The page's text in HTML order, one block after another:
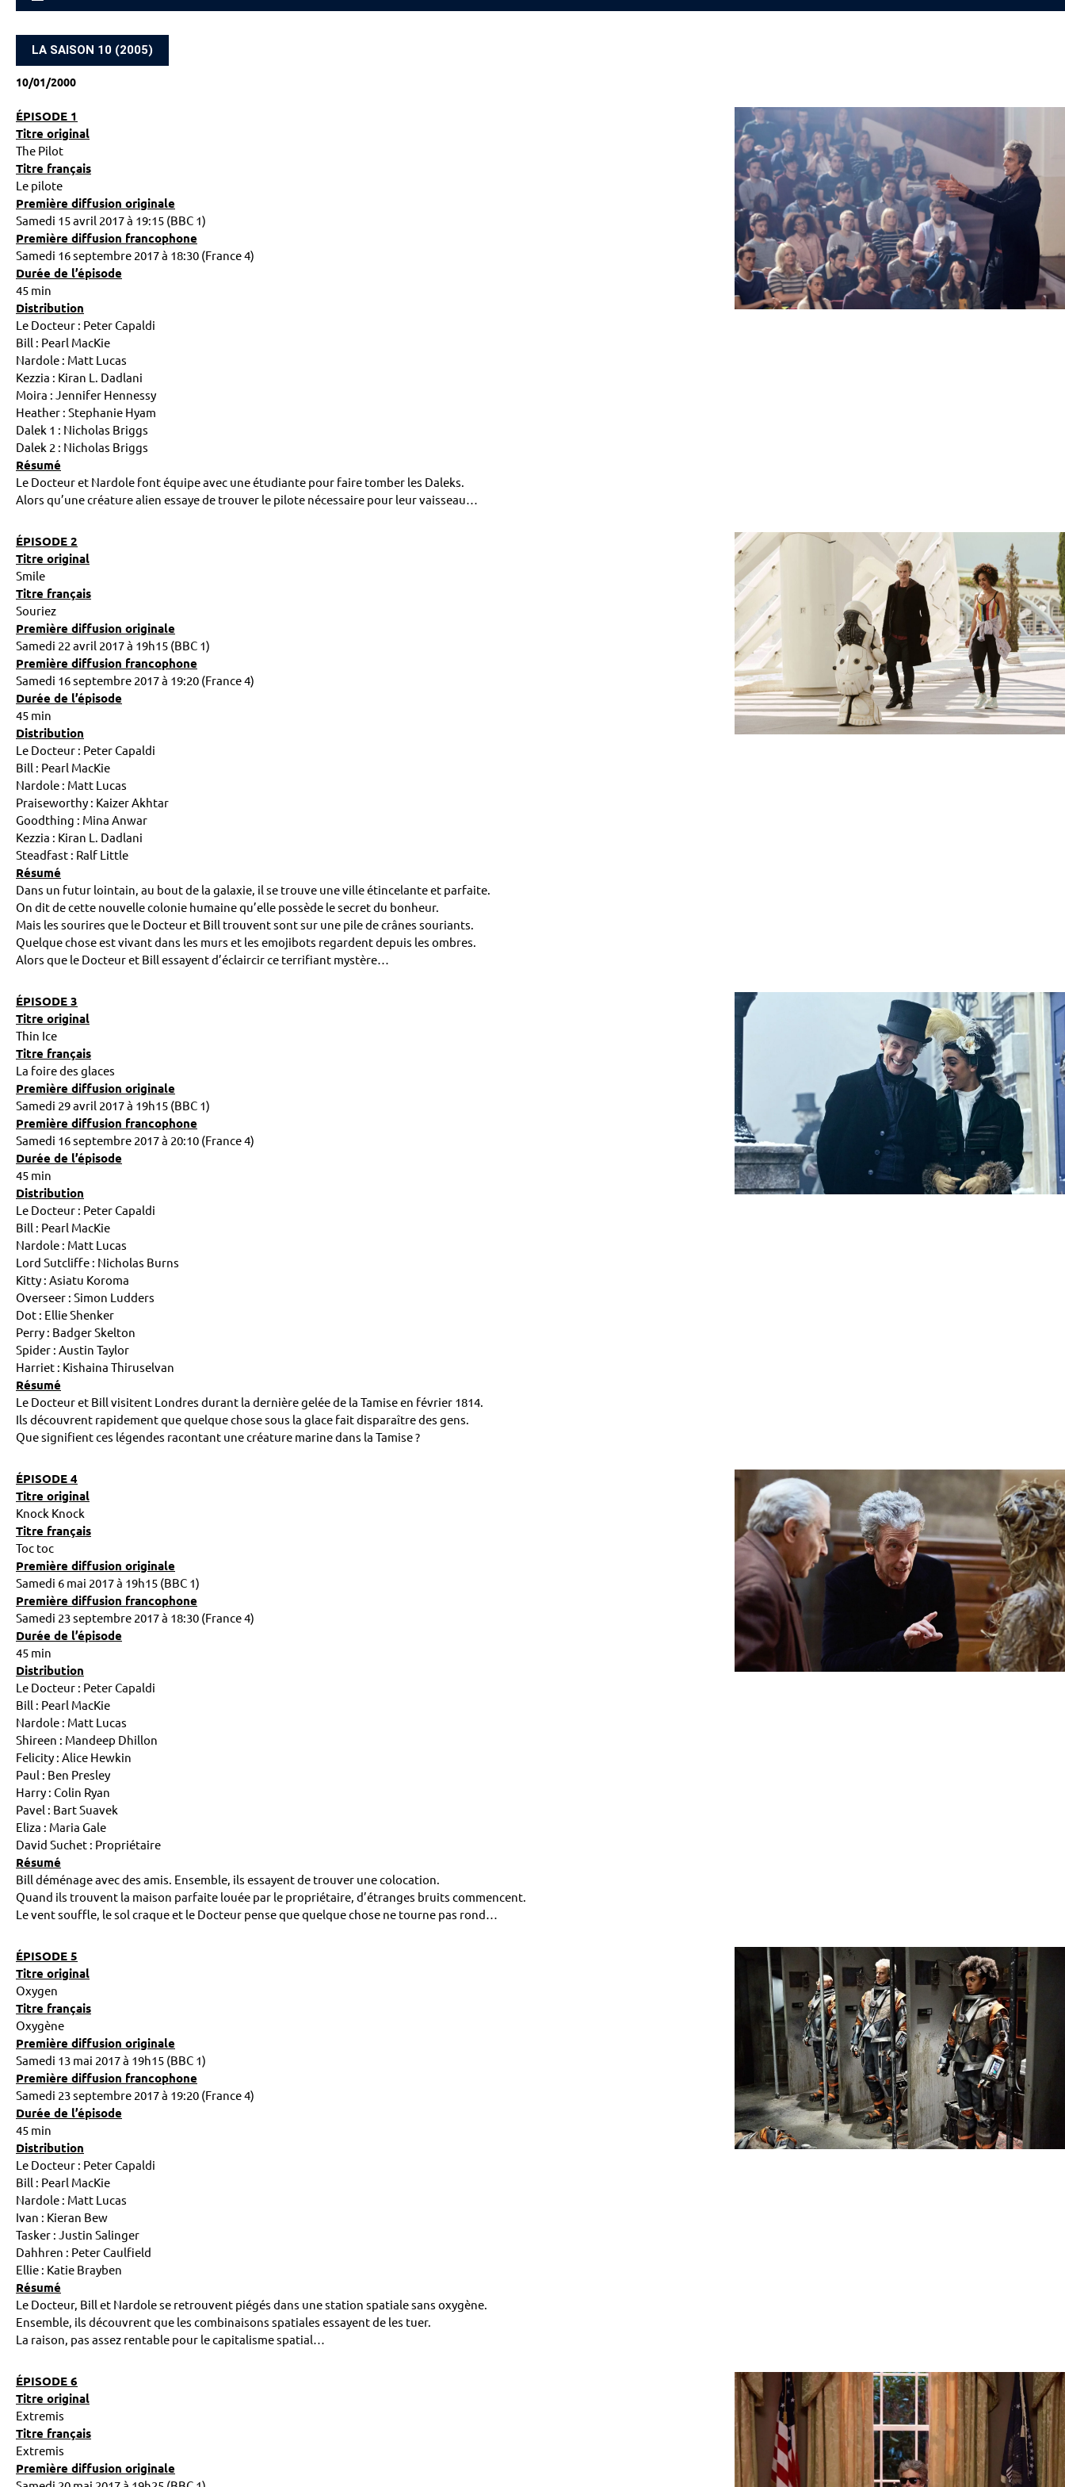
LA SAISON 10 (2005)
10/01/2000
ÉPISODE 1
Titre original
The Pilot
Titre français
Le pilote
Première diffusion originale
Samedi 15 avril 2017 à 19:15 (BBC 1)
Première diffusion francophone
Samedi 16 septembre 2017 à 18:30 (France 4)
Durée de l’épisode
45 min
Distribution
Le Docteur : Peter Capaldi
Bill : Pearl MacKie
Nardole : Matt Lucas
Kezzia : Kiran L. Dadlani
Moira : Jennifer Hennessy
Heather : Stephanie Hyam
Dalek 1 : Nicholas Briggs
Dalek 2 : Nicholas Briggs
Résumé
Le Docteur et Nardole font équipe avec une étudiante pour faire tomber les Daleks.
Alors qu’une créature alien essaye de trouver le pilote nécessaire pour leur vaisseau…
ÉPISODE 2
Titre original
Smile
Titre français
Souriez
Première diffusion originale
Samedi 22 avril 2017 à 19h15 (BBC 1)
Première diffusion francophone
Samedi 16 septembre 2017 à 19:20 (France 4)
Durée de l’épisode
45 min
Distribution
Le Docteur : Peter Capaldi
Bill : Pearl MacKie
Nardole : Matt Lucas
Praiseworthy : Kaizer Akhtar
Goodthing : Mina Anwar
Kezzia : Kiran L. Dadlani
Steadfast : Ralf Little
Résumé
Dans un futur lointain, au bout de la galaxie, il se trouve une ville étincelante et parfaite.
On dit de cette nouvelle colonie humaine qu’elle possède le secret du bonheur.
Mais les sourires que le Docteur et Bill trouvent sont sur une pile de crânes souriants.
Quelque chose est vivant dans les murs et les emojibots regardent depuis les ombres.
Alors que le Docteur et Bill essayent d’éclaircir ce terrifiant mystère…
ÉPISODE 3
Titre original
Thin Ice
Titre français
La foire des glaces
Première diffusion originale
Samedi 29 avril 2017 à 19h15 (BBC 1)
Première diffusion francophone
Samedi 16 septembre 2017 à 20:10 (France 4)
Durée de l’épisode
45 min
Distribution
Le Docteur : Peter Capaldi
Bill : Pearl MacKie
Nardole : Matt Lucas
Lord Sutcliffe : Nicholas Burns
Kitty : Asiatu Koroma
Overseer : Simon Ludders
Dot : Ellie Shenker
Perry : Badger Skelton
Spider : Austin Taylor
Harriet : Kishaina Thiruselvan
Résumé
Le Docteur et Bill visitent Londres durant la dernière gelée de la Tamise en février 1814.
Ils découvrent rapidement que quelque chose sous la glace fait disparaître des gens.
Que signifient ces légendes racontant une créature marine dans la Tamise ?
ÉPISODE 4
Titre original
Knock Knock
Titre français
Toc toc
Première diffusion originale
Samedi 6 mai 2017 à 19h15 (BBC 1)
Première diffusion francophone
Samedi 23 septembre 2017 à 18:30 (France 4)
Durée de l’épisode
45 min
Distribution
Le Docteur : Peter Capaldi
Bill : Pearl MacKie
Nardole : Matt Lucas
Shireen : Mandeep Dhillon
Felicity : Alice Hewkin
Paul : Ben Presley
Harry : Colin Ryan
Pavel : Bart Suavek
Eliza : Maria Gale
David Suchet : Propriétaire
Résumé
Bill déménage avec des amis. Ensemble, ils essayent de trouver une colocation.
Quand ils trouvent la maison parfaite louée par le propriétaire, d’étranges bruits commencent.
Le vent souffle, le sol craque et le Docteur pense que quelque chose ne tourne pas rond…
ÉPISODE 5
Titre original
Oxygen
Titre français
Oxygène
Première diffusion originale
Samedi 13 mai 2017 à 19h15 (BBC 1)
Première diffusion francophone
Samedi 23 septembre 2017 à 19:20 (France 4)
Durée de l’épisode
45 min
Distribution
Le Docteur : Peter Capaldi
Bill : Pearl MacKie
Nardole : Matt Lucas
Ivan : Kieran Bew
Tasker : Justin Salinger
Dahhren : Peter Caulfield
Ellie : Katie Brayben
Résumé
Le Docteur, Bill et Nardole se retrouvent piégés dans une station spatiale sans oxygène.
Ensemble, ils découvrent que les combinaisons spatiales essayent de les tuer.
La raison, pas assez rentable pour le capitalisme spatial…
ÉPISODE 6
Titre original
Extremis
Titre français
Extremis
Première diffusion originale